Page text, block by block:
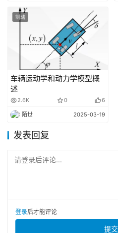
制动
车辆运动学和动力学模型概
述
2.6K 0 6
陌世 2025-03-19
发表回复
请登录后评论...
登录后才能评论
提交